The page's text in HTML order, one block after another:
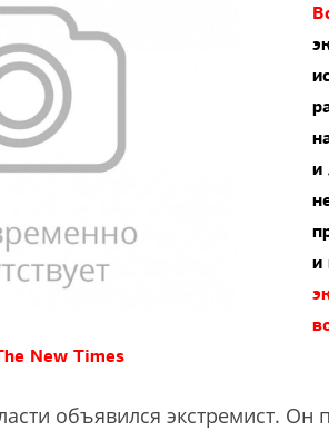
и
и
New Times
объявился экстремист. Он